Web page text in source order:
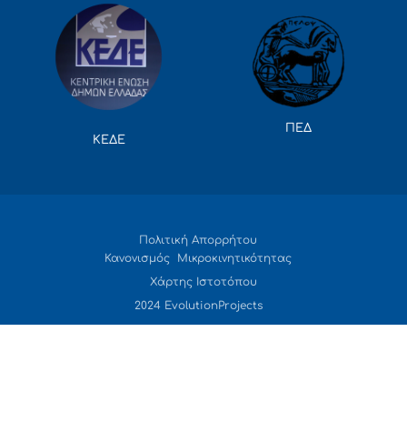
ΚΕΔΕ
ΠΕΔ
Πολιτική Απορρήτου
Κανονισμός Μικροκινητικότητας
Χάρτης Ιστοτόπου
2024 EvolutionProjects